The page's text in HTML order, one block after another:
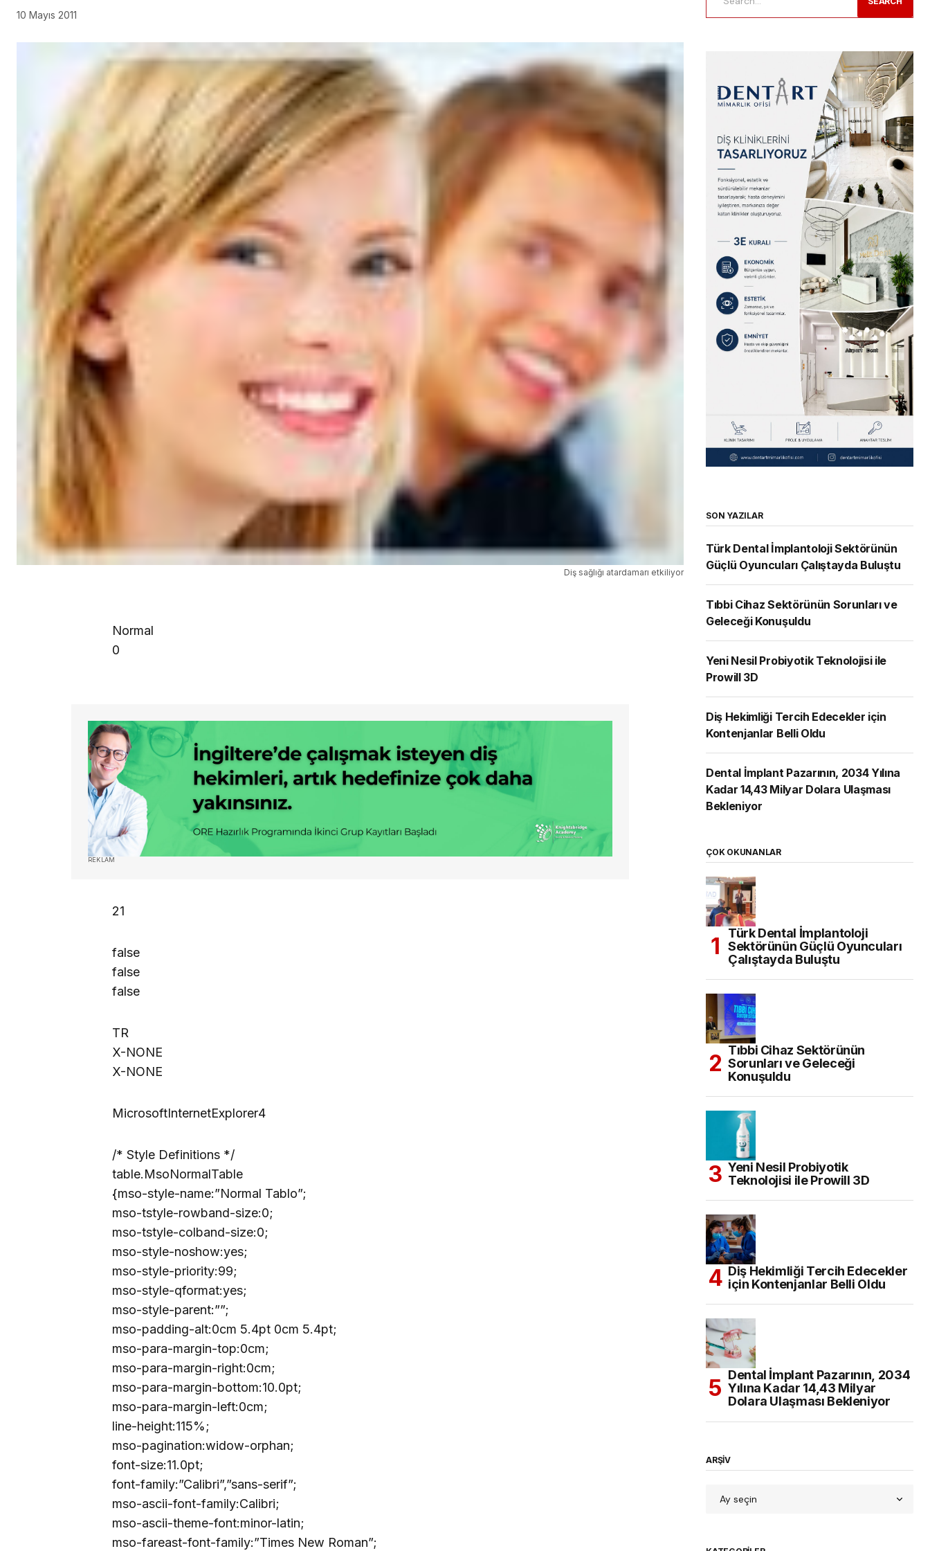
10 Mayıs 2011
Diş sağlığı atardamarı etkiliyor
Normal
0
REKLAM
21
false
false
false
TR
X-NONE
X-NONE
MicrosoftInternetExplorer4
/* Style Definitions */
table.MsoNormalTable
{mso-style-name:”Normal Tablo”;
mso-tstyle-rowband-size:0;
mso-tstyle-colband-size:0;
mso-style-noshow:yes;
mso-style-priority:99;
mso-style-qformat:yes;
mso-style-parent:””;
mso-padding-alt:0cm 5.4pt 0cm 5.4pt;
mso-para-margin-top:0cm;
mso-para-margin-right:0cm;
mso-para-margin-bottom:10.0pt;
mso-para-margin-left:0cm;
line-height:115%;
mso-pagination:widow-orphan;
font-size:11.0pt;
font-family:”Calibri”,”sans-serif”;
mso-ascii-font-family:Calibri;
mso-ascii-theme-font:minor-latin;
mso-fareast-font-family:”Times New Roman”;
SON YAZILAR
Türk Dental İmplantoloji Sektörünün
Güçlü Oyuncuları Çalıştayda Buluştu
Tıbbi Cihaz Sektörünün Sorunları ve
Geleceği Konuşuldu
Yeni Nesil Probiyotik Teknolojisi ile
Prowill 3D
Diş Hekimliği Tercih Edecekler için
Kontenjanlar Belli Oldu
Dental İmplant Pazarının, 2034 Yılına
Kadar 14,43 Milyar Dolara Ulaşması
Bekleniyor
ÇOK OKUNANLAR
Türk Dental İmplantoloji
Sektörünün Güçlü Oyuncuları
Çalıştayda Buluştu
Tıbbi Cihaz Sektörünün
Sorunları ve Geleceği
Konuşuldu
Yeni Nesil Probiyotik
Teknolojisi ile Prowill 3D
Diş Hekimliği Tercih Edecekler
için Kontenjanlar Belli Oldu
Dental İmplant Pazarının, 2034
Yılına Kadar 14,43 Milyar
Dolara Ulaşması Bekleniyor
ARŞİV